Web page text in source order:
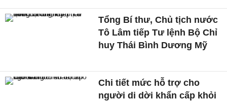
Tổng Bí thư, Chủ tịch nước
Tô Lâm tiếp Tư lệnh Bộ Chỉ
huy Thái Bình Dương Mỹ
Chi tiết mức hỗ trợ cho
người di dời khẩn cấp khỏi